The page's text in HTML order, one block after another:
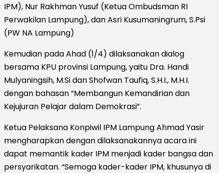
IPM), Nur Rakhman Yusuf (Ketua Ombudsman RI
Perwakilan Lampung), dan Asri Kusumaningrum, S.Psi
(PW NA Lampung)
Kemudian pada Ahad (1/4) dilaksanakan dialog
bersama KPU provinsi Lampung, yaitu Dra. Handi
Mulyaningsih, M.Si dan Shofwan Taufiq, S.H.I., M.H.I.
dengan bahasan “Membangun Kemandirian dan
Kejujuran Pelajar dalam Demokrasi”.
Ketua Pelaksana Konpiwil IPM Lampung Ahmad Yasir
mengharapkan dengan dilaksanakannya acara ini
dapat memantik kader IPM menjadi kader bangsa dan
persyarikatan. “Semoga kader-kader IPM, khusunya di